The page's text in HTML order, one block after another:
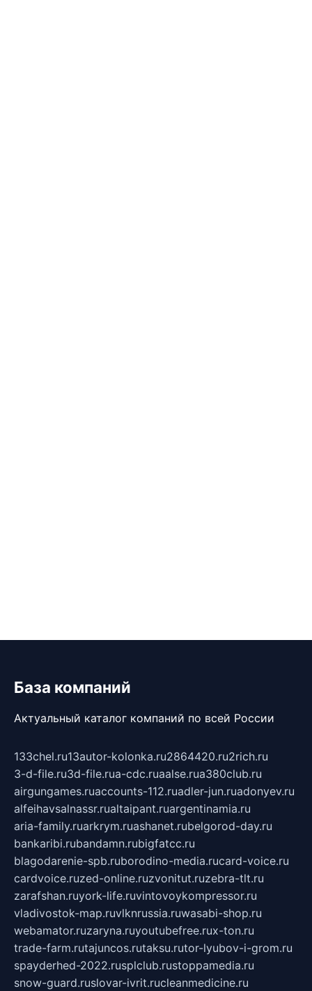
База компаний
Актуальный каталог компаний по всей России
133chel.ru13autor-kolonka.ru2864420.ru2rich.ru
3-d-file.ru3d-file.rua-cdc.ruaalse.rua380club.ru
airgungames.ruaccounts-112.ruadler-jun.ruadonyev.ru
alfeihavsalnassr.rualtaipant.ruargentinamia.ru
aria-family.ruarkrym.ruashanet.rubelgorod-day.ru
bankaribi.rubandamn.rubigfatcc.ru
blagodarenie-spb.ruborodino-media.rucard-voice.ru
cardvoice.ruzed-online.ruzvonitut.ruzebra-tlt.ru
zarafshan.ruyork-life.ruvintovoykompressor.ru
vladivostok-map.ruvlknrussia.ruwasabi-shop.ru
webamator.ruzaryna.ruyoutubefree.rux-ton.ru
trade-farm.rutajuncos.rutaksu.rutor-lyubov-i-grom.ru
spayderhed-2022.rusplclub.rustoppamedia.ru
snow-guard.ruslovar-ivrit.rucleanmedicine.ru